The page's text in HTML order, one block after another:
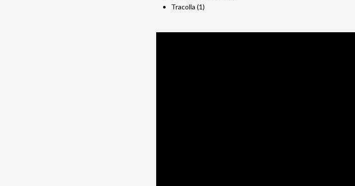
Tracolla (1)